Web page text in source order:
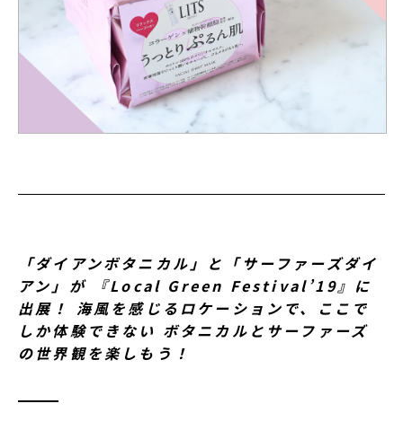
「ダイアンボタニカル」と「サーファーズダイ
アン」が 『Local Green Festival’19』に
出展！ 海風を感じるロケーションで、ここで
しか体験できない ボタニカルとサーファーズ
の世界観を楽しもう！